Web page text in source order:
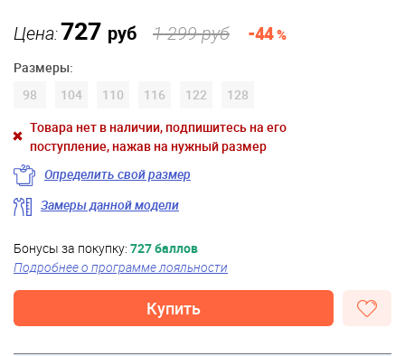
Цена:727 руб 1 299 руб -44%
Размеры:
98
104 110 116 122
128
Товара нет в наличии, подпишитесь на его
поступление, нажав на нужный размер
Определить свой размер
Замеры данной модели
Бонусы за покупку: 727 баллов
Подробнее о программе лояльности
Купить